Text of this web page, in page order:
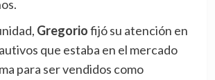
Gregoriofijó su atención en
que estaba en el mercado
para ser vendidos como